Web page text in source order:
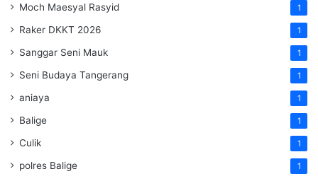
Moch Maesyal Rasyid 1
Raker DKKT 2026 1
Sanggar Seni Mauk 1
Seni Budaya Tangerang 1
aniaya 1
Balige 1
Culik 1
polres Balige 1